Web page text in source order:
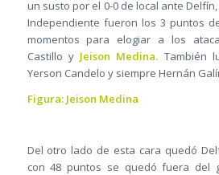
un susto por el 0-0 de local ante
Independiente fueron los 3 puntos
momentos para elogiar a los
Castillo y Jeison Medina. También
Yerson Candelo y siempre Hernán
Figura: Jeison Medina
Del otro lado de esta cara quedó
con 48 puntos se quedó fuera del